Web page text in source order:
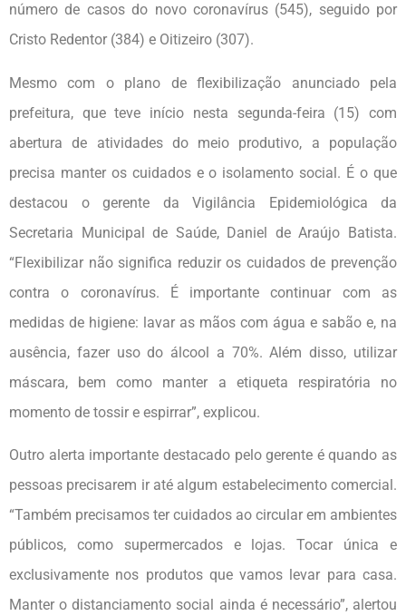
número de casos do novo coronavírus (545), seguido por
Cristo Redentor (384) e Oitizeiro (307).
Mesmo com o plano de flexibilização anunciado pela
prefeitura, que teve início nesta segunda-feira (15) com
abertura de atividades do meio produtivo, a população
precisa manter os cuidados e o isolamento social. É o que
destacou o gerente da Vigilância Epidemiológica da
Secretaria Municipal de Saúde, Daniel de Araújo Batista.
“Flexibilizar não significa reduzir os cuidados de prevenção
contra o coronavírus. É importante continuar com as
medidas de higiene: lavar as mãos com água e sabão e, na
ausência, fazer uso do álcool a 70%. Além disso, utilizar
máscara, bem como manter a etiqueta respiratória no
momento de tossir e espirrar”, explicou.
Outro alerta importante destacado pelo gerente é quando as
pessoas precisarem ir até algum estabelecimento comercial.
“Também precisamos ter cuidados ao circular em ambientes
públicos, como supermercados e lojas. Tocar única e
exclusivamente nos produtos que vamos levar para casa.
Manter o distanciamento social ainda é necessário”, alertou